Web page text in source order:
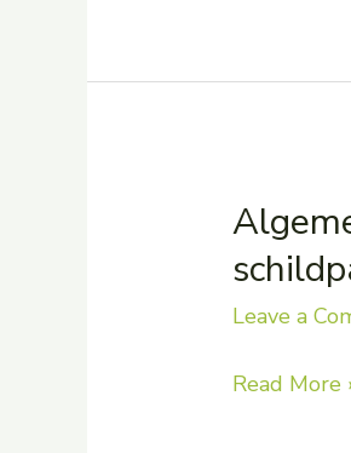
speelgoed
moet!
Leave a
Algemeen:
Read More